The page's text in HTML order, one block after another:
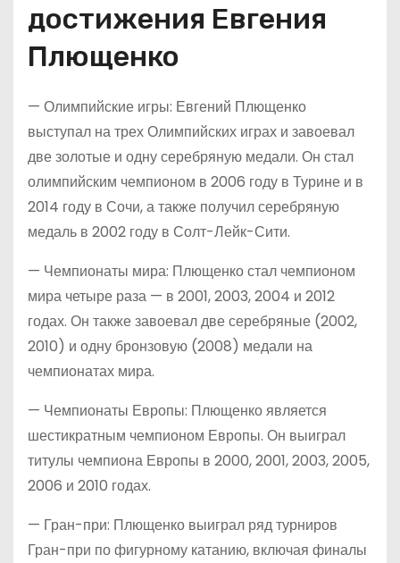
достижения Евгения
Плющенко
— Олимпийские игры: Евгений Плющенко
выступал на трех Олимпийских играх и завоевал
две золотые и одну серебряную медали. Он стал
олимпийским чемпионом в 2006 году в Турине и в
2014 году в Сочи, а также получил серебряную
медаль в 2002 году в Солт-Лейк-Сити.
— Чемпионаты мира: Плющенко стал чемпионом
мира четыре раза — в 2001, 2003, 2004 и 2012
годах. Он также завоевал две серебряные (2002,
2010) и одну бронзовую (2008) медали на
чемпионатах мира.
— Чемпионаты Европы: Плющенко является
шестикратным чемпионом Европы. Он выиграл
титулы чемпиона Европы в 2000, 2001, 2003, 2005,
2006 и 2010 годах.
— Гран-при: Плющенко выиграл ряд турниров
Гран-при по фигурному катанию, включая финалы